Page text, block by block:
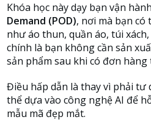
Khóa học này dạy bạn vận
Demand (POD), nơi mà bạn
như áo thun, quần áo, túi
chính là bạn không cần sản
sản phẩm sau khi có đơn hàng
Điều hấp dẫn là thay vì phải tư
thể dựa vào công nghệ AI để
mẫu mã đẹp mắt.